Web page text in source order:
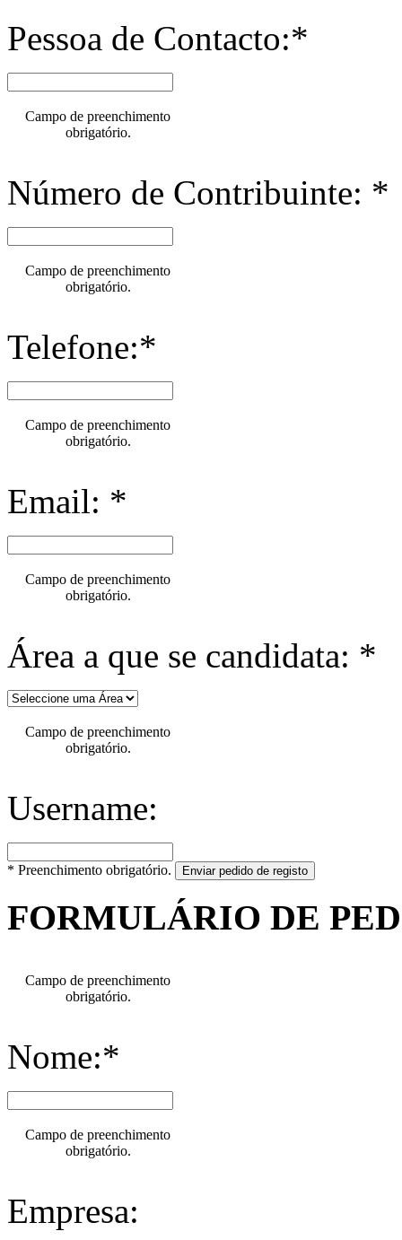
Pessoa de Contacto:*
Campo de preenchimento
obrigatório.
Número de Contribuinte: *
Campo de preenchimento
obrigatório.
Telefone:*
Campo de preenchimento
obrigatório.
Email: *
Campo de preenchimento
obrigatório.
Área a que se candidata: *
Campo de preenchimento
obrigatório.
Username:
* Preenchimento obrigatório. Enviar pedido de registo
FORMULÁRIO DE
Campo de preenchimento
obrigatório.
Nome:*
Campo de preenchimento
obrigatório.
Empresa: